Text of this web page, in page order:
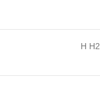
H H2